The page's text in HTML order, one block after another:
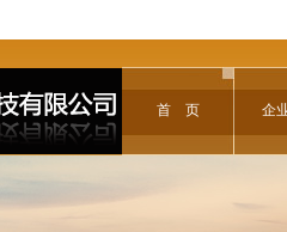
首 页 企